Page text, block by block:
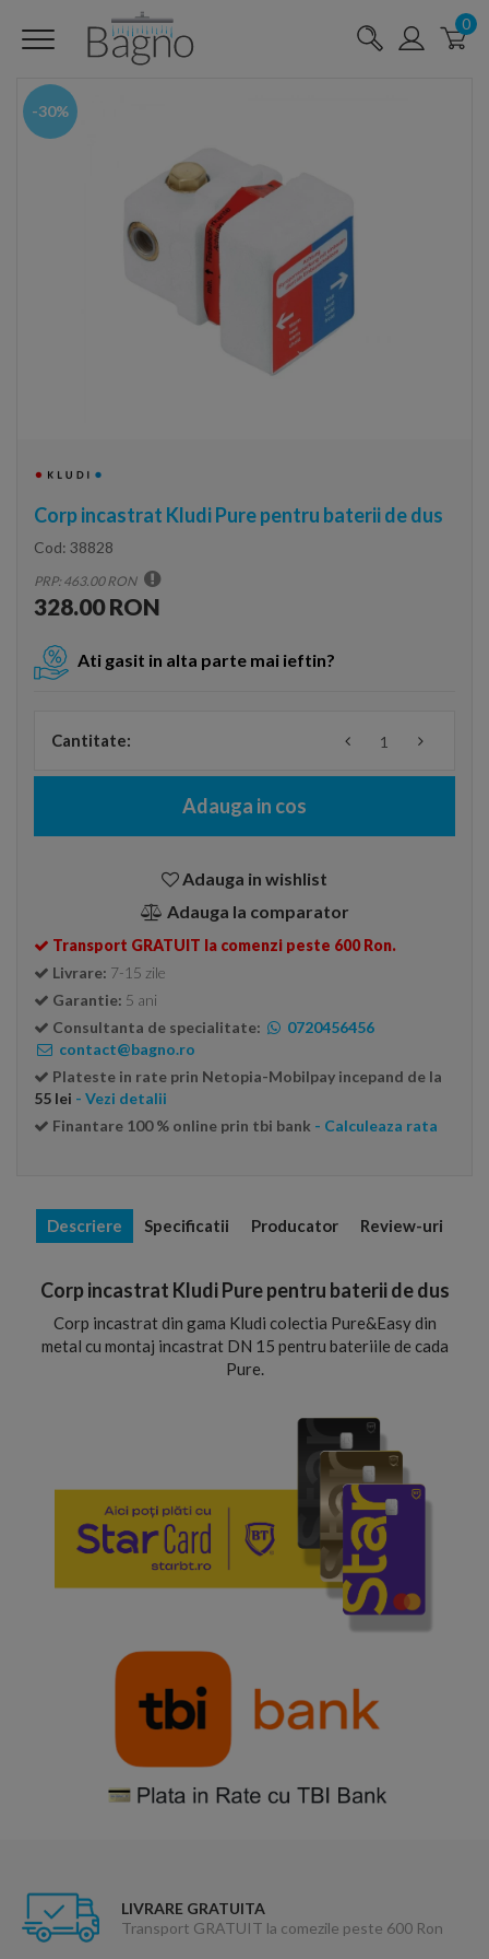
0
-30%
Corp incastrat Kludi Pure pentru baterii de dus
Cod: 38828
PRP: 463.00 RON
328.00 RON
Ati gasit in alta parte mai ieftin?
Cantitate:
Adauga in cos
Adauga in wishlist
Adauga la comparator
Transport GRATUIT la comenzi peste 600 Ron.
Livrare: 7-15 zile
Garantie: 5 ani
Consultanta de specialitate:
0720456456
contact@bagno.ro
Plateste in rate prin Netopia-Mobilpay incepand de la
55 lei - Vezi detalii
Finantare 100 % online prin tbi bank - Calculeaza rata
Descriere Specificatii Producator Review-uri
Corp incastrat Kludi Pure pentru baterii de dus
Corp incastrat din gama Kludi colectia Pure&Easy din
metal cu montaj incastrat DN 15 pentru bateriile de cada
Pure.
LIVRARE GRATUITA
Transport GRATUIT la comezile peste 600 Ron